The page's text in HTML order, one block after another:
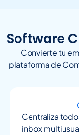
Software
Convierte tu
plataforma de
Centraliza
inbox